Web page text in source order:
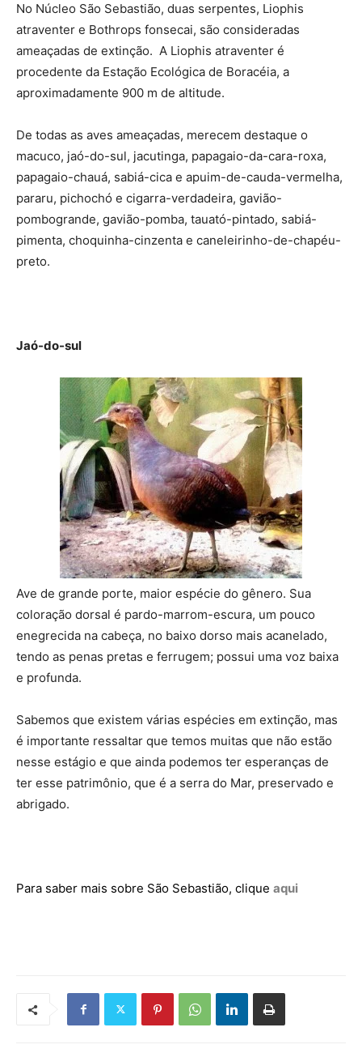
No Núcleo São Sebastião, duas serpentes, Liophis
atraventer e Bothrops fonsecai, são consideradas
ameaçadas de extinção. A Liophis atraventer é
procedente da Estação Ecológica de Boracéia, a
aproximadamente 900 m de altitude.
De todas as aves ameaçadas, merecem destaque o
macuco, jaó-do-sul, jacutinga, papagaio-da-cara-roxa,
papagaio-chauá, sabiá-cica e apuim-de-cauda-vermelha,
pararu, pichochó e cigarra-verdadeira, gavião-
pombogrande, gavião-pomba, tauató-pintado, sabiá-
pimenta, choquinha-cinzenta e caneleirinho-de-chapéu-
preto.
Jaó-do-sul
Ave de grande porte, maior espécie do gênero. Sua
coloração dorsal é pardo-marrom-escura, um pouco
enegrecida na cabeça, no baixo dorso mais acanelado,
tendo as penas pretas e ferrugem; possui uma voz baixa
e profunda.
Sabemos que existem várias espécies em extinção, mas
é importante ressaltar que temos muitas que não estão
nesse estágio e que ainda podemos ter esperanças de
ter esse patrimônio, que é a serra do Mar, preservado e
abrigado.
Para saber mais sobre São Sebastião, clique aqui